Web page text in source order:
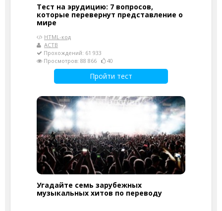
Тест на эрудицию: 7 вопросов,
которые перевернут представление о
мире
HTML-код
АСТВ
Прохождений: 61 933
Просмотров: 88 866
40
Пройти тест
Угадайте семь зарубежных
музыкальных хитов по переводу